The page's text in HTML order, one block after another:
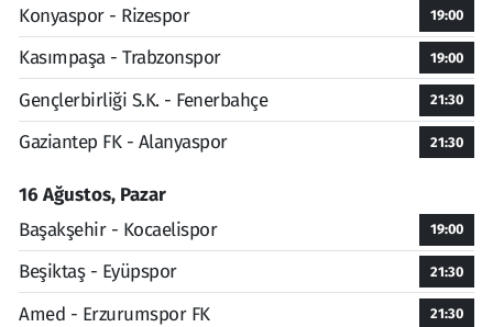
Konyaspor - Rizespor
19:00
Kasımpaşa - Trabzonspor 19:00
Gençlerbirliği S.K. - Fenerbahçe 21:30
Gaziantep FK - Alanyaspor 21:30
16 Ağustos, Pazar
Başakşehir - Kocaelispor
19:00
Beşiktaş - Eyüpspor 21:30
Amed - Erzurumspor FK 21:30